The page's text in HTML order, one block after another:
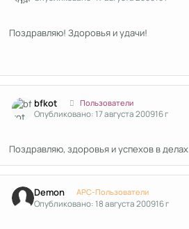
Поздравляю! Здоровья и удачи!
bfkot Пользователи
Опубликовано:17 августа 200916 г
Поздравляю, здоровья и успехов в делах.
Demon APC-Пользователи
Опубликовано:18 августа 200916 г